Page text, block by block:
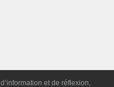
et de réflexion,